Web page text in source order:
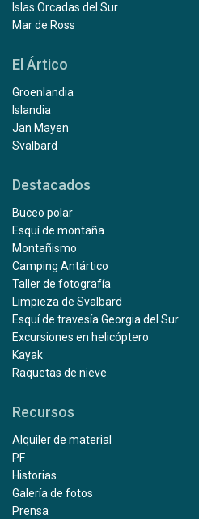
Islas Orcadas del Sur
Mar de Ross
El Ártico
Groenlandia
Islandia
Jan Mayen
Svalbard
Destacados
Buceo polar
Esquí de montaña
Montañismo
Camping Antártico
Taller de fotografía
Limpieza de Svalbard
Esquí de travesía Georgia del Sur
Excursiones en helicóptero
Kayak
Raquetas de nieve
Recursos
Alquiler de material
PF
Historias
Galería de fotos
Prensa